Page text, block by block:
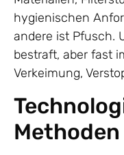
hygienischen
andere ist Pfusch.
bestraft, aber fast
Verkeimung,